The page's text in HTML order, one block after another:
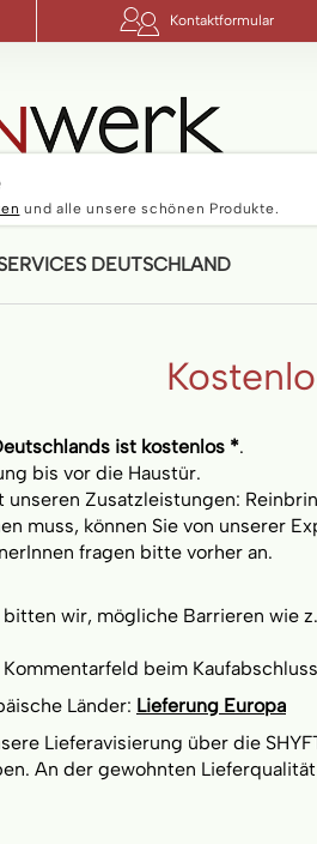
Kontaktformular
und alle unsere schönen Produkte.
DEUTSCHLAND
ist kostenlos *.
bis vor die Haustür.
unseren Zusatzleistungen:
muss, können Sie von unserer
fragen bitte vorher an.
wir, mögliche Barrieren wie
beim
Länder: Lieferung Europa
Lieferavisierung über die
An der gewohnten